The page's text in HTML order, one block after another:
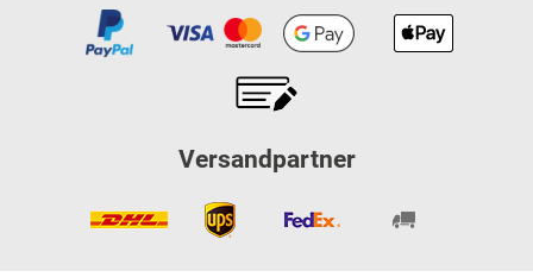
Versandpartner